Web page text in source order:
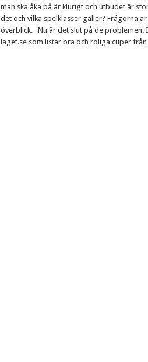
man ska åka på är klurigt och utbudet är
det och vilka spelklasser gäller? Frågorna
överblick. Nu är det slut på de problemen.
laget.se som listar bra och roliga cuper